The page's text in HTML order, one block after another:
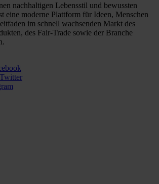
nachhaltigen Lebensstil und bewussten
eine moderne Plattform für Ideen, Menschen
im schnell wachsenden Markt des
des Fair-Trade sowie der Branche